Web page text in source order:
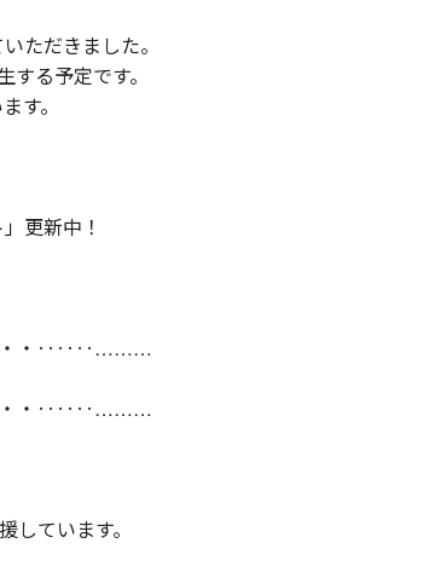
ただきました。
る予定です。
す。
更新中！
・‥‥‥………
・‥‥‥………
ています。